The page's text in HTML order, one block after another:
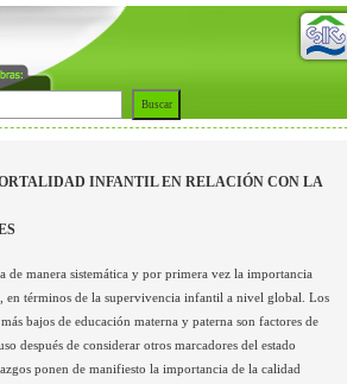
INFANTIL EN RELACIÓN CON LA
de manera sistemática y por primera vez la importancia
en términos de la supervivencia infantil a nivel global. Los
bajos de educación materna y paterna son factores de
después de considerar otros marcadores del estado
ponen de manifiesto la importancia de la calidad